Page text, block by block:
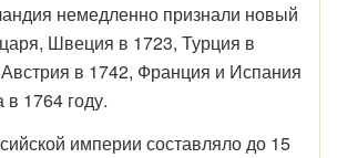
немедленно признали новый
царя, Швеция в 1723, Турция в
в 1742, Франция и Испания
1764 году.
империи составляло до 15